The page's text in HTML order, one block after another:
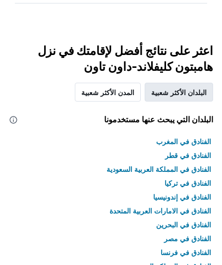
اعثر على نتائج أفضل لإقامتك في نزل
هامبتون كليفلاند-داون تاون
البلدان الأكثر شعبية المدن الأكثر شعبية
البلدان التي يبحث عنها مستخدمونا
الفنادق في المغرب
الفنادق في قطر
الفنادق في المملكة العربية السعودية
الفنادق في تركيا
الفنادق في إندونيسيا
الفنادق في الامارات العربية المتحدة
الفنادق في البحرين
الفنادق في مصر
الفنادق في فرنسا